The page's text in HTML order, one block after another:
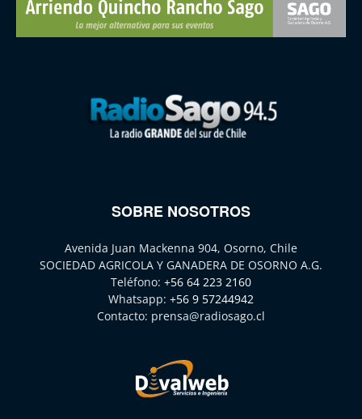
SOBRE NOSOTROS
Avenida Juan Mackenna 904, Osorno, Chile
SOCIEDAD AGRICOLA Y GANADERA DE OSORNO A.G.
Teléfono: +56 64 223 2160
Whatsapp: +56 9 57244942
Contacto: prensa@radiosago.cl